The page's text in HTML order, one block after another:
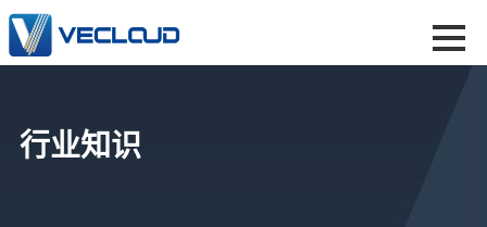
行业知识